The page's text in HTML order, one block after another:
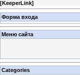
[KeeperLink]
Форма входа
Меню сайта
Categories